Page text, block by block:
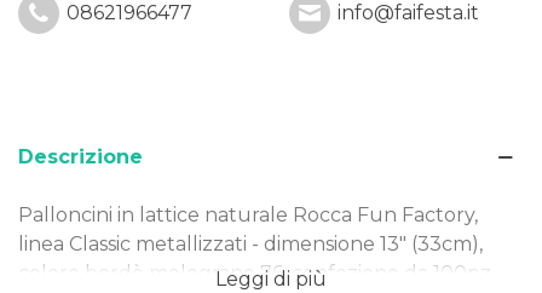
08621966477 info@faifesta.it
Descrizione
Palloncini in lattice naturale Rocca Fun Factory,
linea Classic metallizzati - dimensione 13" (33cm),
colore bordò melograno 76, confezione da 100pz.
Leggi di più